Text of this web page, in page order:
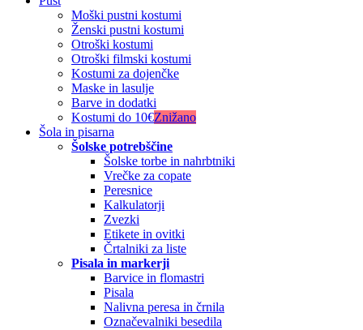
Moški pustni kostumi
Ženski pustni kostumi
Otroški kostumi
Otroški filmski kostumi
Kostumi za dojenčke
Maske in lasulje
Barve in dodatki
Kostumi do 10€Znižano
Šola in pisarna
Šolske potrebščine
Šolske torbe in nahrbtniki
Vrečke za copate
Peresnice
Kalkulatorji
Zvezki
Etikete in ovitki
Črtalniki za liste
Pisala in markerji
Barvice in flomastri
Pisala
Nalivna peresa in črnila
Označevalniki besedila